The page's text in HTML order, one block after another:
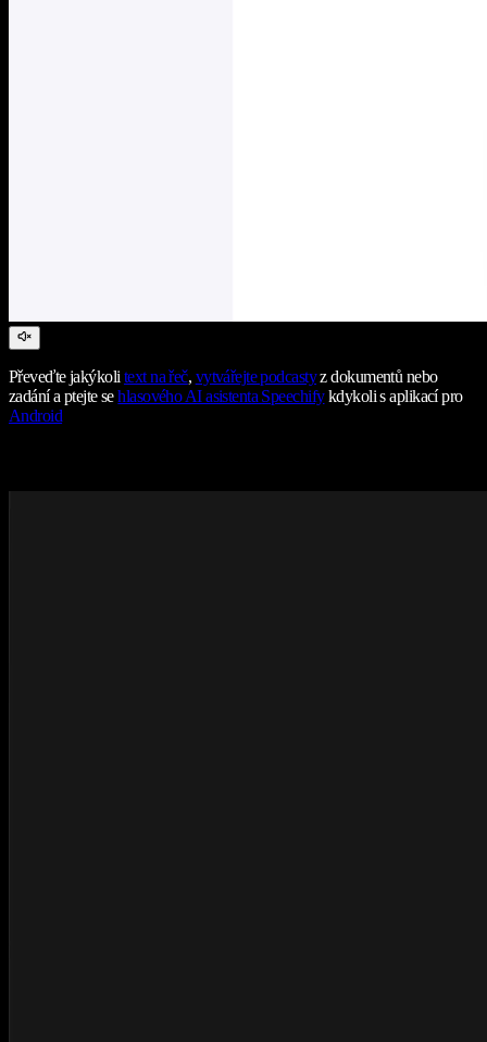
Převeďte jakýkolitext na řeč, vytvářejte podcastyz dokumentů nebo
zadání a ptejte sehlasového AI asistenta Speechifykdykoli s aplikací pro
Android